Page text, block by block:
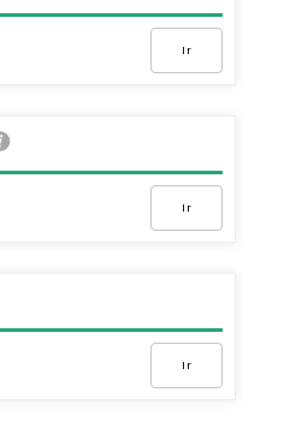
Ir
Ir
Ir